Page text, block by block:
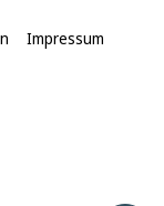
Impressum